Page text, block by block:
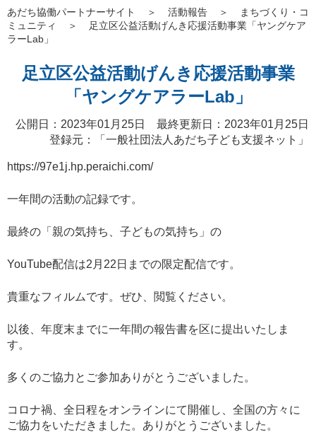
あだち協働パートナーサイト ＞ 活動報告 ＞
まちづくり・コ
ミュニティ
＞
足立区公益活動げんき応援活動事業「ヤングケア
ラーLab」
足立区公益活動げんき応援活動事業
「ヤングケアラーLab」
公開日：2023年01月25日 最終更新日：2023年01月25日
登録元：「 一般社団法人あだち子ども支援ネット 」
https://97e1j.hp.peraichi.com/
一年間の活動の記録です。
最終の「親の気持ち、子どもの気持ち」の
YouTube配信は2月22日までの限定配信です。
貴重なフィルムです。ぜひ、閲覧ください。
以後、年度末までに一年間の報告書を区に提出いたしま
す。
多くのご協力とご参加ありがとうございました。
コロナ禍、全日程をオンラインにて開催し、全国の方々に
ご協力をいただきました。ありがとうございました。